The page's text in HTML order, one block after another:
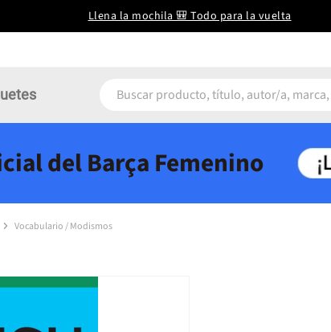
Llena la mochila 🎒 Todo para la vuelta
del Barça Femenino
Vocabulario / Modismos